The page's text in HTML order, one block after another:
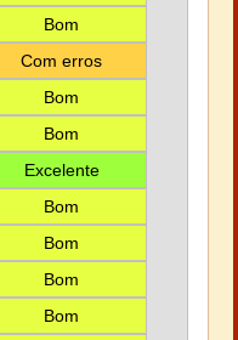
Bom
Com erros
Bom
Bom
Excelente
Bom
Bom
Bom
Bom